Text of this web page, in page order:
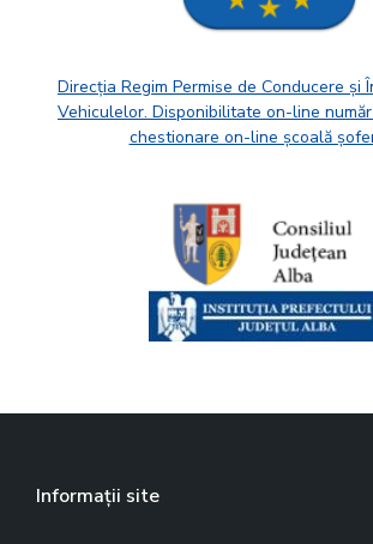
Direcția Regim Permise de Conducere și
Vehiculelor. Disponibilitate on-line
chestionare on-line școală
Informații site